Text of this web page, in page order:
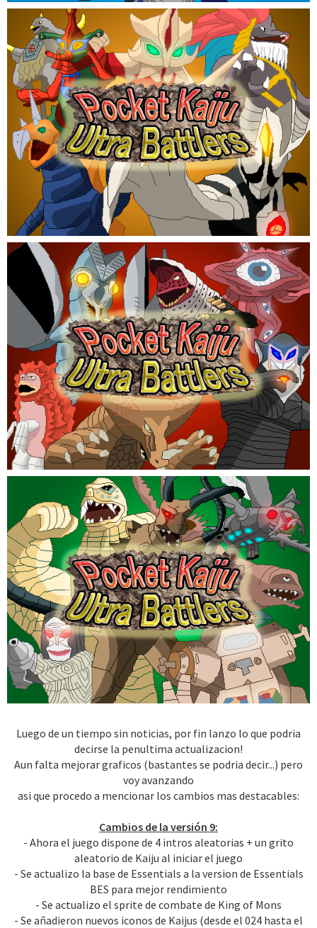
Luego de un tiempo sin noticias, por fin lanzo lo que podria
decirse la penultima actualizacion!
Aun falta mejorar graficos (bastantes se podria decir...) pero
voy avanzando
asi que procedo a mencionar los cambios mas destacables:
Cambios de la versión 9:
- Ahora el juego dispone de 4 intros aleatorias + un grito
aleatorio de Kaiju al iniciar el juego
- Se actualizo la base de Essentials a la version de Essentials
BES para mejor rendimiento
- Se actualizo el sprite de combate de King of Mons
- Se añadieron nuevos iconos de Kaijus (desde el 024 hasta el